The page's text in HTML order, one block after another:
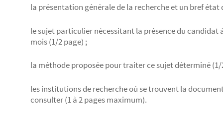
la présentation générale de la recherche et un bref
le sujet particulier nécessitant la présence du candidat
mois (1/2 page) ;
la méthode proposée pour traiter ce sujet déterminé (1/
les institutions de recherche où se trouvent la
consulter (1 à 2 pages maximum).